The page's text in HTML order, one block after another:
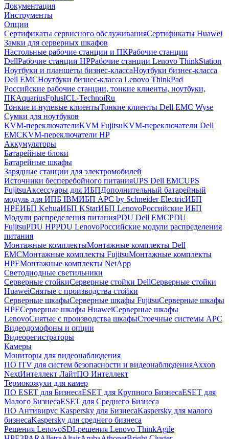
Документация
Инструменты
Опции
Сертификаты сервисного обслуживанияСертификаты Huawei
Замки для серверных шкафов
Настольные рабочие станции и ПКРабочие станции
DellРабочие станции HPРабочие станции Lenovo ThinkStation
Ноутбуки и планшеты бизнес-классаНоутбуки бизнес-класса
Dell EMCНоутбуки бизнес-класса Lenovo ThinkPad
Российские рабочие станции, тонкие клиенты, ноутбуки,
ПКAquariusFplusICL-TechnoiRu
Тонкие и нулевые клиентыТонкие клиенты Dell EMC Wyse
Сумки для ноутбуков
KVM-переключателиKVM FujitsuKVM-переключатели Dell
EMCKVM-переключатели HP
Аккумуляторы
Батарейные блоки
Батарейные шкафы
Зарядные станции для электромобилей
Источники бесперебойного питанияUPS Dell EMCUPS
FujitsuАксессуары для ИБПДополнительный батарейный
модуль для ИПБ IBMИБП APC by Schneider ElectricИБП
HPEИБП KehuaИБП KStarИБП LenovoРоссийские ИБП
Модули распределения питанияPDU Dell EMCPDU
FujitsuPDU HPPDU LenovoРоссийские модули распределения
питания
Монтажные комплектыМонтажные комплекты Dell
EMCМонтажные комплекты FujitsuМонтажные комплекты
HPEМонтажные комплекты NetApp
Светодиодные светильники
Серверные стойкиСерверные стойки DellСерверные стойки
HuaweiСнятые с производства стойки
Серверные шкафыСерверные шкафы FujitsuСерверные шкафы
HPEСерверные шкафы HuaweiСерверные шкафы
LenovoСнятые с производства шкафыСтоечные системы APC
Видеодомофоны и опции
Видеорегистраторы
Камеры
Мониторы для видеонаблюдения
ПО ITV для систем безопасности и видеонаблюденияAxxon
NextИнтеллект ЛайтПО Интеллект
Термокожухи для камер
ПО ESET для БизнесаESET для Крупного БизнесаESET для
Малого БизнесаESET для Среднего Бизнеса
ПО Антивирус Kaspersky для БизнесаKaspersky для малого
бизнесаKaspersky для среднего бизнеса
Решения LenovoSDI-решения Lenovo ThinkAgile